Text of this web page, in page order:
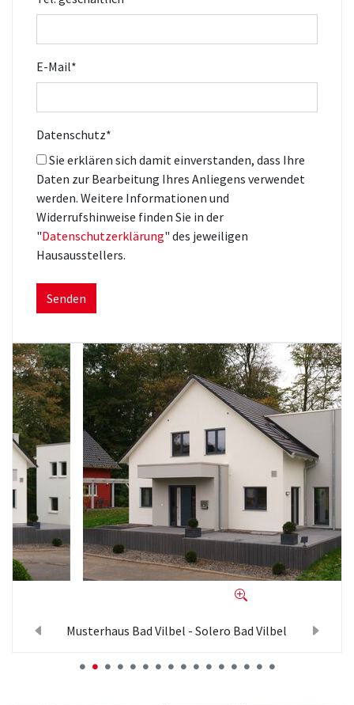
E-Mail*
Datenschutz*
Daten zur Bearbeitung Ihres Anliegens verwendet
werden. Weitere Informationen und
Widerrufshinweise finden Sie in der
"Datenschutzerklärung" des jeweiligen
Hausausstellers.
Previous
Musterhaus Bad Vilbel - Solero Bad Vilbel
Next